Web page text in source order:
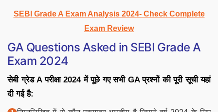
SEBI Grade A Exam Analysis 2024- Check Complete
Exam Review
GA Questions Asked in SEBI Grade A
Exam 2024
सेबी ग्रेड Aपरीक्षा 2024में पूछे गए सभी GAप्रश्नों की पूरी सूची यहां
दी गई है: